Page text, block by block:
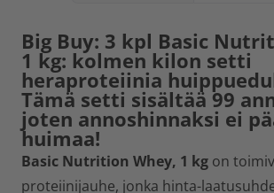
Big Buy: 3 kpl Basic
1 kg: kolmen kilon setti
heraproteiinia
Tämä setti sisältää 99
joten annoshinnaksi ei
huimaa!
Basic Nutrition Whey, 1 kg on
proteiinijauhe, jonka hinta-